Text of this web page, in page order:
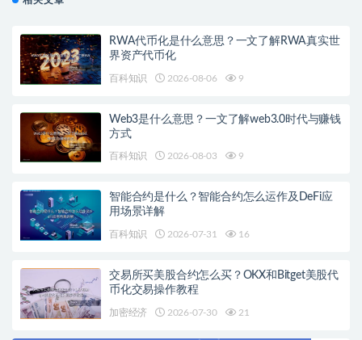
RWA代币化是什么意思？一文了解RWA真实世
界资产代币化
百科知识 2026-08-06 9
Web3是什么意思？一文了解web3.0时代与赚钱
方式
百科知识 2026-08-03 9
智能合约是什么？智能合约怎么运作及DeFi应
用场景详解
百科知识 2026-07-31 16
交易所买美股合约怎么买？OKX和Bitget美股代
币化交易操作教程
加密经济 2026-07-30 21